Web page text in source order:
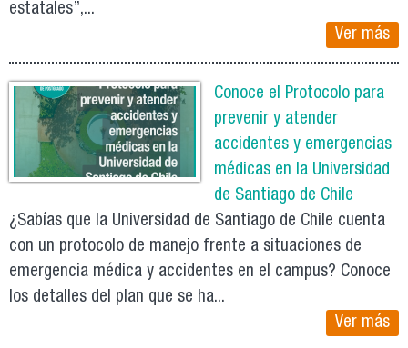
estatales”,...
Ver más
Conoce el Protocolo para
prevenir y atender
accidentes y emergencias
médicas en la Universidad
de Santiago de Chile
¿Sabías que la Universidad de Santiago de Chile cuenta
con un protocolo de manejo frente a situaciones de
emergencia médica y accidentes en el campus? Conoce
los detalles del plan que se ha...
Ver más